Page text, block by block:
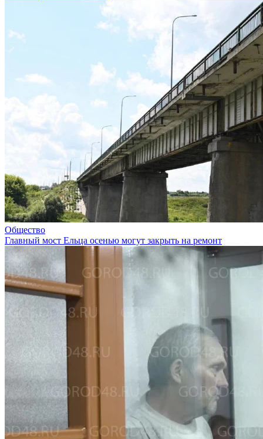
Общество
Главный мост Ельца осенью могут закрыть на ремонт